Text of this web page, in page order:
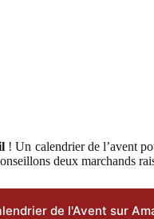
! Un calendrier de l’avent
deux marchands
de l'Avent sur